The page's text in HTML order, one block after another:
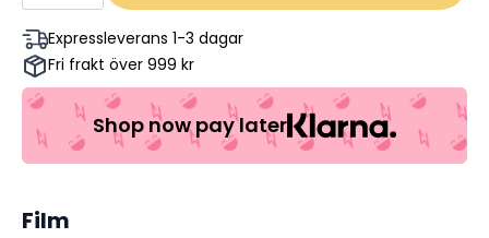
Colin
Farrell,
Jamie
Foxx,
Gong
Li
(Begagnad)
mängd
Expressleverans 1-3 dagar
Fri frakt över 999 kr
Shop now pay later
Film